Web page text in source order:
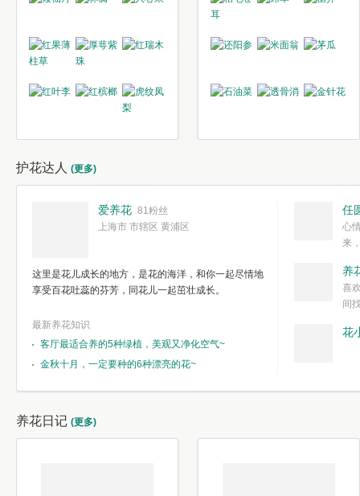
护花达人 (更多)
爱养花 81粉丝
上海市 市辖区 黄浦区
这里是花儿成长的地方，是花的海洋，和你一起尽情地
享受百花吐蕊的芬芳，同花儿一起茁壮成长。
最新养花知识
客厅最适合养的5种绿植，美观又净化空气~
金秋十月，一定要种的6种漂亮的花~
任
心
来
简单愉快的心
我们自己复杂
养
喜
间
花
养花日记 (更多)